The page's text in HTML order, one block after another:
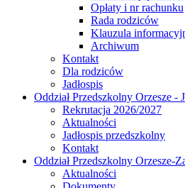
Opłaty i nr rachunku
Rada rodziców
Klauzula
Archiwum
Kontakt
Dla rodziców
Jadłospis
Oddział Przedszkolny Orzesze -
Rekrutacja 2026/2027
Aktualności
Jadłospis przedszkolny
Kontakt
Oddział Przedszkolny Orzesze-
Aktualności